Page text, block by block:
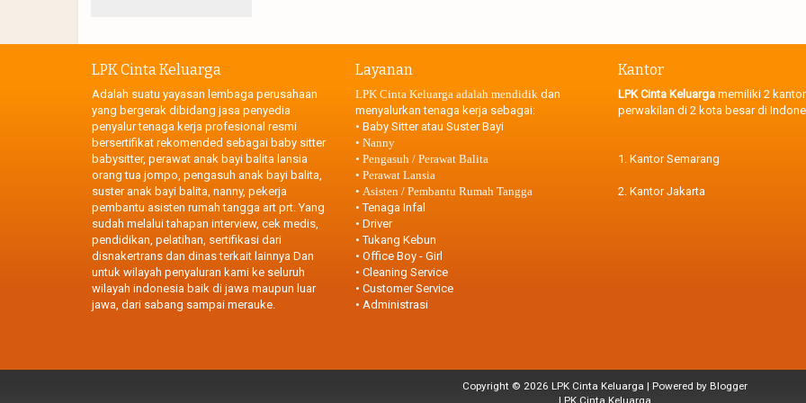
LPK Cinta Keluarga
Adalah suatu yayasan lembaga perusahaan
yang bergerak dibidang jasa penyedia
penyalur tenaga kerja profesional resmi
bersertifikat rekomended sebagai baby sitter
babysitter, perawat anak bayi balita lansia
orang tua jompo, pengasuh anak bayi balita,
suster anak bayi balita, nanny, pekerja
pembantu asisten rumah tangga art prt. Yang
sudah melalui tahapan interview, cek medis,
pendidikan, pelatihan, sertifikasi dari
disnakertrans dan dinas terkait lainnya Dan
untuk wilayah penyaluran kami ke seluruh
wilayah indonesia baik di jawa maupun luar
jawa, dari sabang sampai merauke.
Layanan
LPK Cinta Keluarga adalah mendidik dan
menyalurkan tenaga kerja sebagai:
• Baby Sitter atau Suster Bayi
• Nanny
• Pengasuh / Perawat Balita
• Perawat Lansia
• Asisten / Pembantu Rumah Tangga
•Tenaga Infal
• Driver
•Tukang Kebun
• Office Boy - Girl
• Cleaning Service
• Customer Service
• Administrasi
Kantor
LPK Cinta Keluarga memiliki 2 kantor
perwakilan di 2 kota besar di
1. Kantor Semarang
2. Kantor Jakarta
Copyright © 2026 LPK Cinta Keluarga | Powered by Blogger
LPK Cinta Keluarga